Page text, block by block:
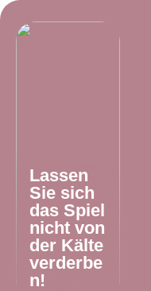
Lassen
Sie sich
das Spiel
nicht von
der Kälte
verderbe
n!